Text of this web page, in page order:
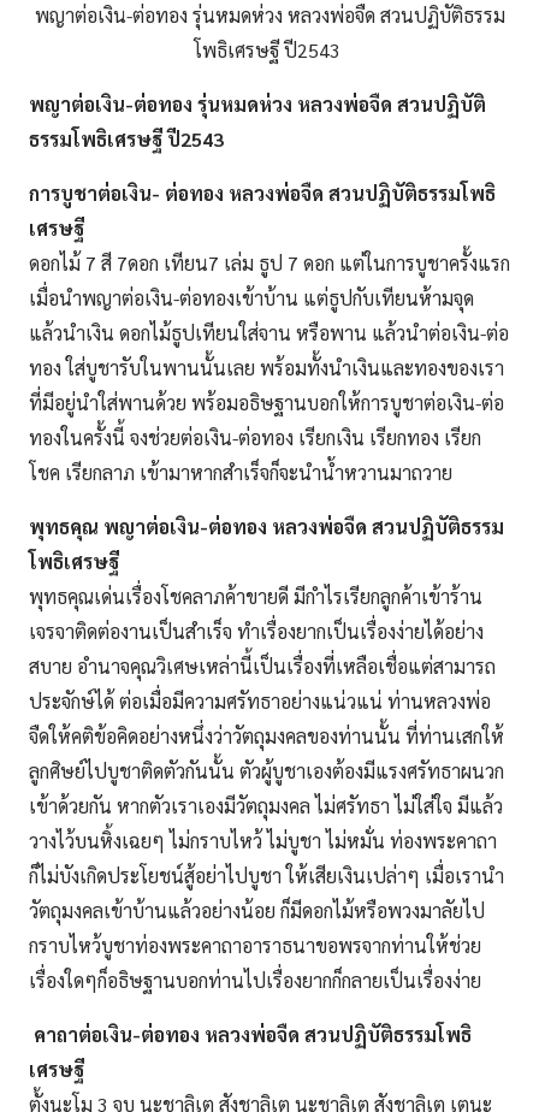
พญาต่อเงิน-ต่อทอง รุ่นหมดห่วง หลวงพ่อจืด สวนปฏิบัติธรรม
โพธิเศรษฐี ปี2543
พญาต่อเงิน-ต่อทอง รุ่นหมดห่วง หลวงพ่อจืด สวนปฏิบัติ
ธรรมโพธิเศรษฐี ปี2543
การบูชาต่อเงิน- ต่อทอง หลวงพ่อจืด สวนปฏิบัติธรรมโพธิ
เศรษฐี
ดอกไม้ 7 สี 7ดอก เทียน7 เล่ม ธูป 7 ดอก แต่ในการบูชาครั้งแรก
เมื่อนำพญาต่อเงิน-ต่อทองเข้าบ้าน แต่ธูปกับเทียนห้ามจุด
แล้วนำเงิน ดอกไม้ธูปเทียนใส่จาน หรือพาน แล้วนำต่อเงิน-ต่อ
ทอง ใส่บูชารับในพานนั้นเลย พร้อมทั้งนำเงินและทองของเรา
ที่มีอยู่นำใส่พานด้วย พร้อมอธิษฐานบอกให้การบูชาต่อเงิน-ต่อ
ทองในครั้งนี้ จงช่วยต่อเงิน-ต่อทอง เรียกเงิน เรียกทอง เรียก
โชค เรียกลาภ เข้ามาหากสำเร็จก็จะนำน้ำหวานมาถวาย
พุทธคุณ พญาต่อเงิน-ต่อทอง หลวงพ่อจืด สวนปฏิบัติธรรม
โพธิเศรษฐี
พุทธคุณเด่นเรื่องโชคลาภค้าขายดี มีกำไรเรียกลูกค้าเข้าร้าน
เจรจาติดต่องานเป็นสำเร็จ ทำเรื่องยากเป็นเรื่องง่ายได้อย่าง
สบาย อำนาจคุณวิเศษเหล่านี้เป็นเรื่องที่เหลือเชื่อแต่สามารถ
ประจักษ์ได้ ต่อเมื่อมีความศรัทธาอย่างแน่วแน่ ท่านหลวงพ่อ
จืดให้คติข้อคิดอย่างหนึ่งว่าวัตถุมงคลของท่านนั้น ที่ท่านเสกให้
ลูกศิษย์ไปบูชาติดตัวกันนั้น ตัวผู้บูชาเองต้องมีแรงศรัทธาผนวก
เข้าด้วยกัน หากตัวเราเองมีวัตถุมงคล ไม่ศรัทธา ไม่ใส่ใจ มีแล้ว
วางไว้บนหิ้งเฉยๆ ไม่กราบไหว้ ไม่บูชา ไม่หมั่น ท่องพระคาถา
ก็ไม่บังเกิดประโยชน์สู้อย่าไปบูชา ให้เสียเงินเปล่าๆ เมื่อเรานำ
วัตถุมงคลเข้าบ้านแล้วอย่างน้อย ก็มีดอกไม้หรือพวงมาลัยไป
กราบไหว้บูชาท่องพระคาถาอาราธนาขอพรจากท่านให้ช่วย
เรื่องใดๆก็อธิษฐานบอกท่านไปเรื่องยากก็กลายเป็นเรื่องง่าย
คาถาต่อเงิน-ต่อทอง หลวงพ่อจืด สวนปฏิบัติธรรมโพธิ
เศรษฐี
ตั้งนะโม 3 จบ นะชาลิเต สังชาลิเต นะชาลิเต สังชาลิเต เตนะ